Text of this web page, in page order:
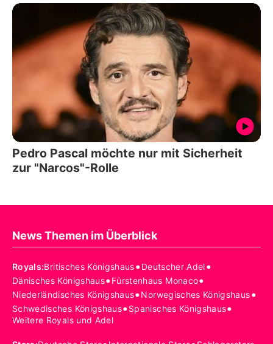
Pedro Pascal möchte nur mit Sicherheit
zur "Narcos"-Rolle
News Themen im Überblick
Royals:Britisches Königshaus•Deutscher Adel•
Dänisches Königshaus•Fürstenhaus Monaco•
Niederländisches Königshaus•Norwegisches Königshaus•
Schwedisches Königshaus•Spanisches Königshaus•
Weitere Royals und Adel